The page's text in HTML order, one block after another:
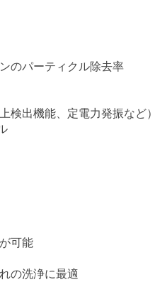
のパーティクル除去率
検出機能、定電力発振など）
可能
の洗浄に最適